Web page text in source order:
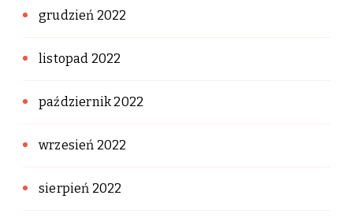
grudzień 2022
listopad 2022
październik 2022
wrzesień 2022
sierpień 2022